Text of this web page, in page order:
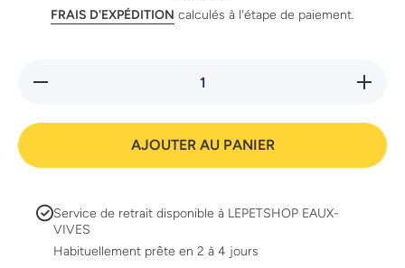
FRAIS D'EXPÉDITION calculés à l'étape de paiement.
Réduire
la
No. 9
gibier,
400g
AJOUTER AU PANIER
Service de retrait disponible à LEPETSHOP EAUX-
VIVES
Habituellement prête en 2 à 4 jours